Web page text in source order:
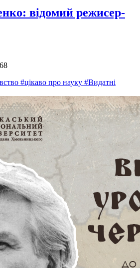
відомий режисер-
#цікаво про науку #Видатні